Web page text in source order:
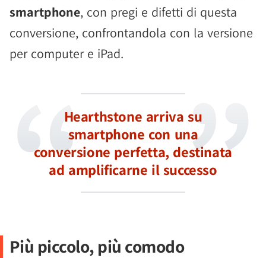
smartphone, con pregi e difetti di questa
conversione, confrontandola con la versione
per computer e iPad.
Hearthstone arriva su
smartphone con una
conversione perfetta, destinata
ad amplificarne il successo
Più piccolo, più comodo